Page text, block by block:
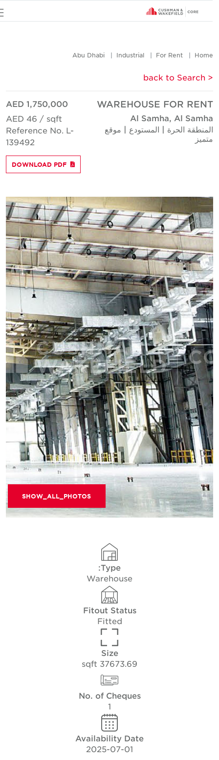
Home
For Rent
Industrial
Abu Dhabi
< back to Search
WAREHOUSE FOR RENT
Al Samha, Al Samha
المنطقة الحرة | المستودع | موقع
متميز
AED 1,750,000
AED 46 / sqft
Reference No. L-
139492
DOWNLOAD PDF
SHOW_ALL_PHOTOS
Type:
Warehouse
Fitout Status
Fitted
Size
37673.69 sqft
No. of Cheques
Availability Date
2025-07-01